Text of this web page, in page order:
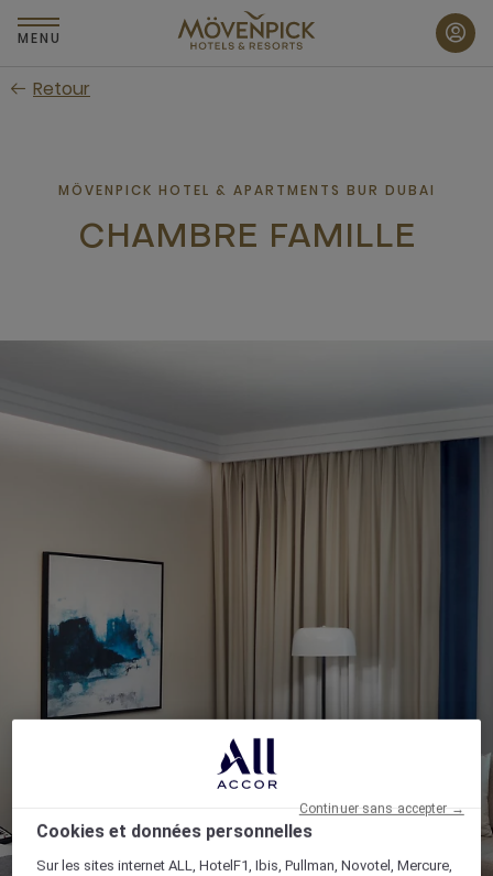
Passer
au
principal
MENU
Retour
MÖVENPICK HOTEL & APARTMENTS BUR DUBAI
CHAMBRE FAMILLE
Cookies et données personnelles
Sur les sites internet ALL, HotelF1, Ibis, Pullman, Novotel, Mercure,
Continuer sans accepter →